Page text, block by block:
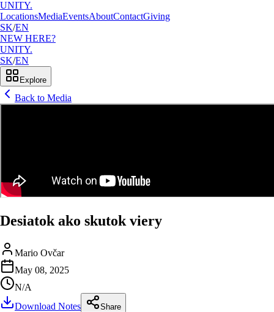
UNITY.
LocationsMediaEventsAboutContactGiving
SK/EN
NEW HERE?
UNITY.
SK/EN
Explore
Back to Media
Desiatok ako skutok viery
Mario Ovčar
May 08, 2025
N/A
Download Notes
Share